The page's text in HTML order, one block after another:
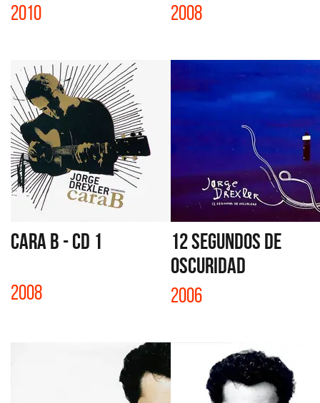
2010 2008
CARA B - CD 1
2008
12 SEGUNDOS DE
OSCURIDAD
2006